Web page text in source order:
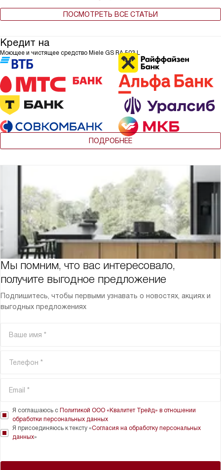
ПОСМОТРЕТЬ ВСЕ СТАТЬИ
Кредит на
Моющее и чистящее средство Miele GS RA 503 L
ПОДРОБНЕЕ
Мы помним, что вас интересовало,
получите выгодное предложение
Подпишитесь, чтобы первыми узнавать о новостях, акциях и
выгодных предложениях
Я соглашаюсь с Политикой ООО «Квалитет Трейд» в отношении
обработки персональных данных
Я присоединяюсь к тексту «Согласия на обработку персональных
данных»